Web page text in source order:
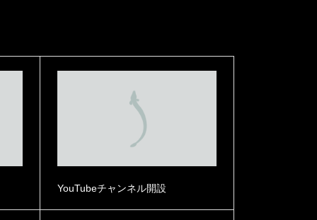
YouTubeチャンネル開設